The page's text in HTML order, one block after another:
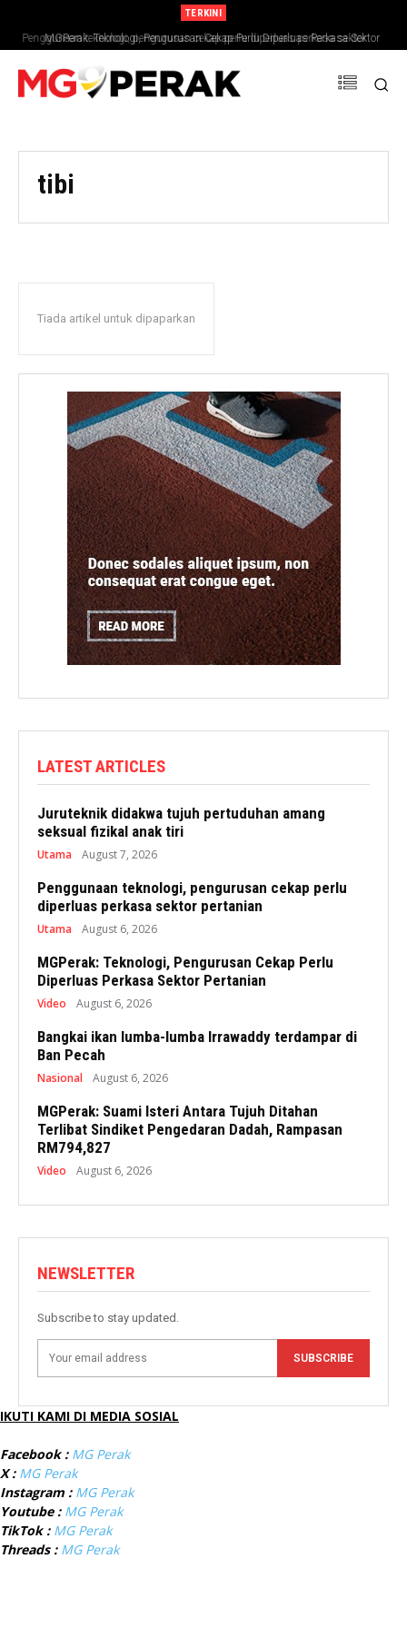
TERKINI
Penggunaan teknologi, pengurusan cekap perlu diperluas perkasa sektor
pertanian
MGPerak: Teknologi, Pengurusan Cekap Perlu Diperluas Perkasa Sektor
Pertanian
tibi
Tiada artikel untuk dipaparkan
LATEST ARTICLES
Juruteknik didakwa tujuh pertuduhan amang
seksual fizikal anak tiri
Utama August 7, 2026
Penggunaan teknologi, pengurusan cekap perlu
diperluas perkasa sektor pertanian
Utama August 6, 2026
MGPerak: Teknologi, Pengurusan Cekap Perlu
Diperluas Perkasa Sektor Pertanian
Video August 6, 2026
Bangkai ikan lumba-lumba Irrawaddy terdampar di
Ban Pecah
Nasional August 6, 2026
MGPerak: Suami Isteri Antara Tujuh Ditahan
Terlibat Sindiket Pengedaran Dadah, Rampasan
RM794,827
Video August 6, 2026
NEWSLETTER
Subscribe to stay updated.
SUBSCRIBE
IKUTI KAMI DI MEDIA SOSIAL
Facebook : MG Perak
X : MG Perak
Instagram : MG Perak
Youtube : MG Perak
TikTok : MG Perak
Threads : MG Perak